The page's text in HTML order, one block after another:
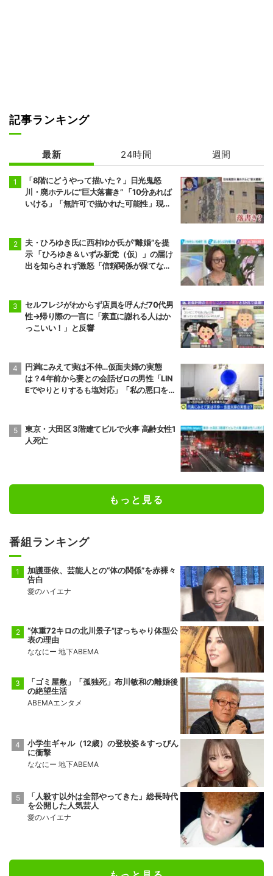
記事ランキング
最新 24時間 週間
「8階にどうやって描いた？」日光鬼怒
川・廃ホテルに“巨大落書き” 「10分あれば
いける」「無許可で描かれた可能性」現役
夫・ひろゆき氏に西村ゆか氏が“離婚”を提
示 「ひろゆき＆いずみ新党（仮）」の届け
出を知らされず激怒「信頼関係が保てない
セルフレジがわからず店員を呼んだ70代男
性→帰り際の一言に「素直に謝れる人はか
っこいい！」と反響
円満にみえて実は不仲…仮面夫婦の実態
は？4年前から妻との会話ゼロの男性「LIN
Eでやりとりするも塩対応」「私の悪口を
東京・大田区 3階建てビルで火事 高齢女性1
人死亡
もっと見る
番組ランキング
加護亜依、芸能人との“体の関係”を赤裸々
告白
愛のハイエナ
“体重72キロの北川景子”ぽっちゃり体型公
表の理由
ななにー 地下ABEMA
「ゴミ屋敷」「孤独死」布川敏和の離婚後
の絶望生活
ABEMAエンタメ
小学生ギャル（12歳）の登校姿＆すっぴん
に衝撃
ななにー 地下ABEMA
「人殺す以外は全部やってきた」総長時代
を公開した人気芸人
愛のハイエナ